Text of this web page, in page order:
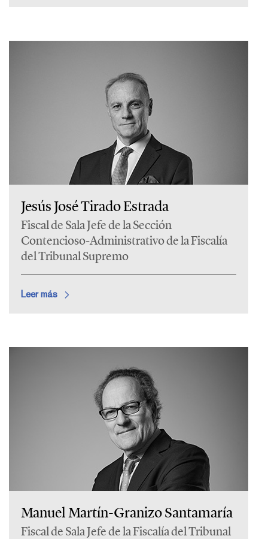
Jesús José Tirado Estrada
Fiscal de Sala Jefe de la Sección
Contencioso-Administrativo de la Fiscalía
del Tribunal Supremo
Leer más
Manuel Martín-Granizo Santamaría
Fiscal de Sala Jefe de la Fiscalía del Tribunal